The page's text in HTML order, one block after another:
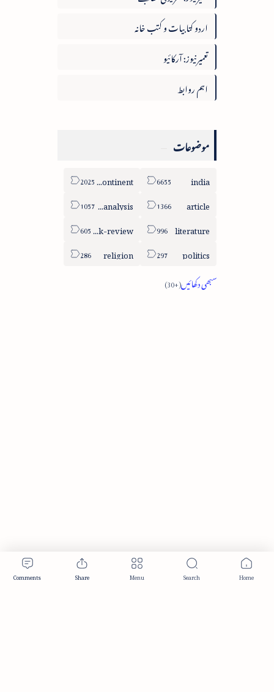
اردو کتابیات و کتب خانہ
تعمیرنیوز: آرکائیو
اہم روابط
موضوعات
india
sub-continent
article
column-analysis
literature
book-review
politics
religion